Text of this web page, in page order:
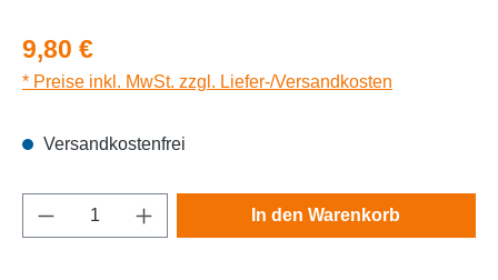
Regulärer Preis:
9,80 €
* Preise inkl. MwSt. zzgl. Liefer-/Versandkosten
Versandkostenfrei
Produkt Anzahl: Gib den gewünschten
In den Warenkorb